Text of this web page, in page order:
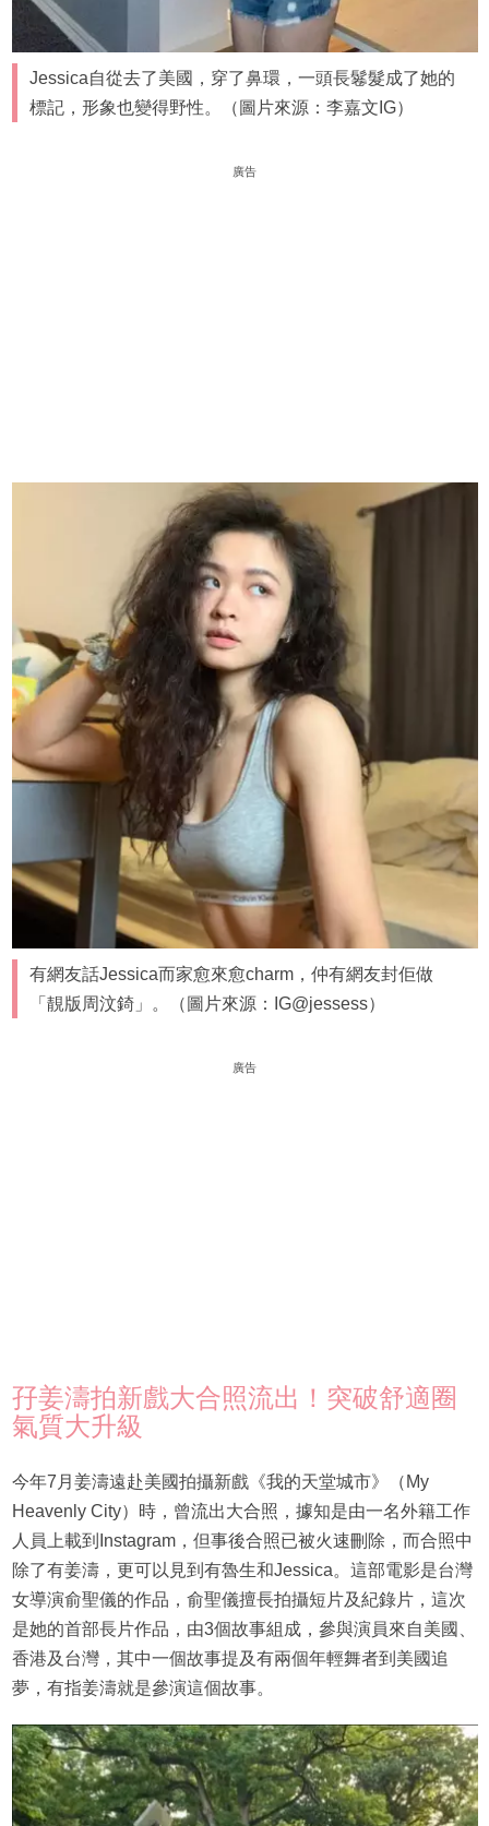
Jessica自從去了美國，穿了鼻環，一頭長鬈髮成了她的
標記，形象也變得野性。（圖片來源：李嘉文IG）
廣告
有網友話Jessica而家愈來愈charm，仲有網友封佢做
「靚版周汶錡」。（圖片來源：IG@jessess）
廣告
孖姜濤拍新戲大合照流出！突破舒適圈
氣質大升級
今年7月姜濤遠赴美國拍攝新戲《我的天堂城市》（My
Heavenly City）時，曾流出大合照，據知是由一名外籍工作
人員上載到Instagram，但事後合照已被火速刪除，而合照中
除了有姜濤，更可以見到有魯生和Jessica。這部電影是台灣
女導演俞聖儀的作品，俞聖儀擅長拍攝短片及紀錄片，這次
是她的首部長片作品，由3個故事組成，參與演員來自美國、
香港及台灣，其中一個故事提及有兩個年輕舞者到美國追
夢，有指姜濤就是參演這個故事。